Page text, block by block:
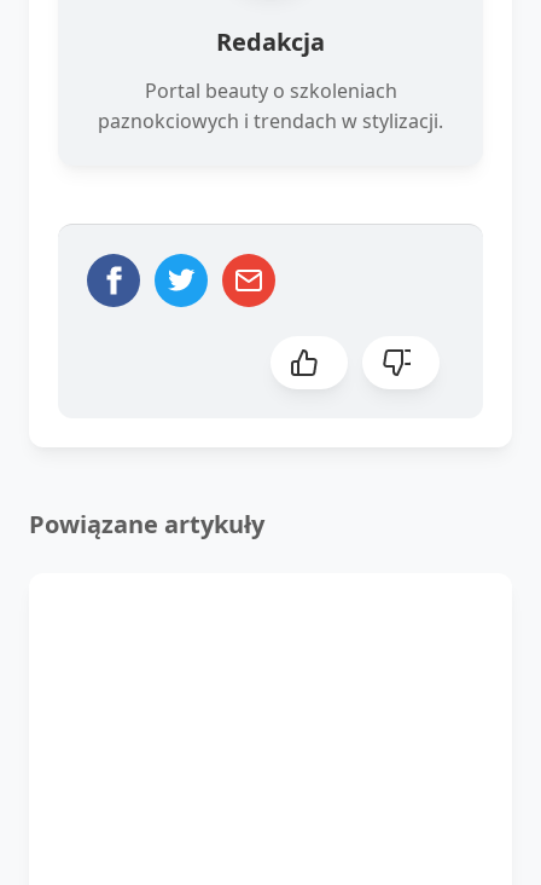
Redakcja
Portal beauty o szkoleniach
paznokciowych i trendach w stylizacji.
Powiązane artykuły